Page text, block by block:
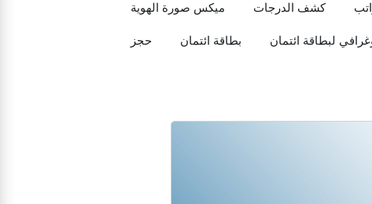
ميكس صورة الهوية كشف الدرجات
حجز بطاقة ائتمان لبطاقة ائتمان